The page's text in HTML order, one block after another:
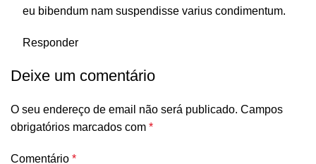
eu bibendum nam suspendisse varius condimentum.
Responder
Deixe um comentário
O seu endereço de email não será publicado. Campos
obrigatórios marcados com *
Comentário *